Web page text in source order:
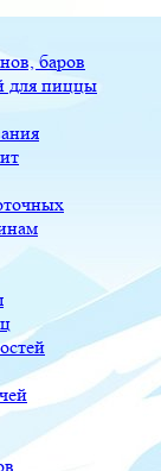
баров
для пиццы